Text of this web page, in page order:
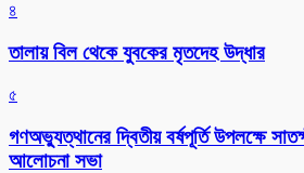
৪
তালায় বিল থেকে যুবকের মৃতদেহ উদ্ধার
৫
গণঅভ্যুত্থানের দ্বিতীয় বর্ষপূর্তি উপলক্ষে
আলোচনা সভা